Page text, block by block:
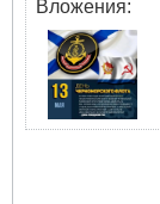
Вложения: